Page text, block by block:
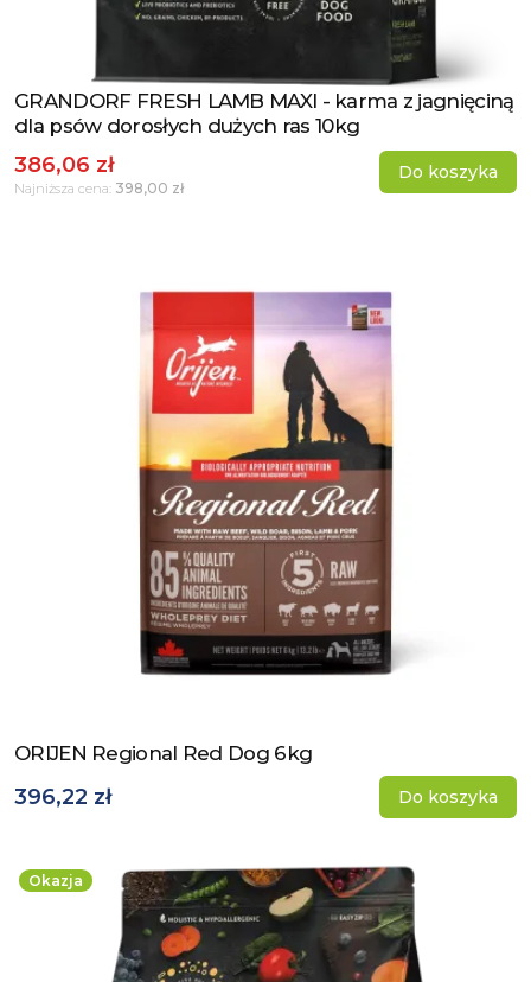
Zobacz produkt
GRANDORF FRESH LAMB MAXI - karma z jagnięciną
dla psów dorosłych dużych ras 10kg
386,06 zł
Najniższa cena: 398,00 zł
Do koszyka
Zobacz produkt
ORIJEN Regional Red Dog 6kg
396,22 zł Do koszyka
Okazja